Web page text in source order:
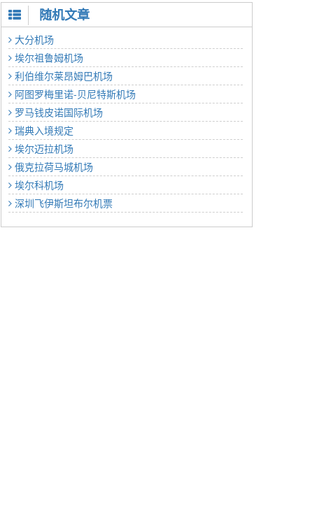
随机文章
大分机场
埃尔祖鲁姆机场
利伯维尔莱昂姆巴机场
阿图罗梅里诺-贝尼特斯机场
罗马钱皮诺国际机场
瑞典入境规定
埃尔迈拉机场
俄克拉荷马城机场
埃尔科机场
深圳飞伊斯坦布尔机票